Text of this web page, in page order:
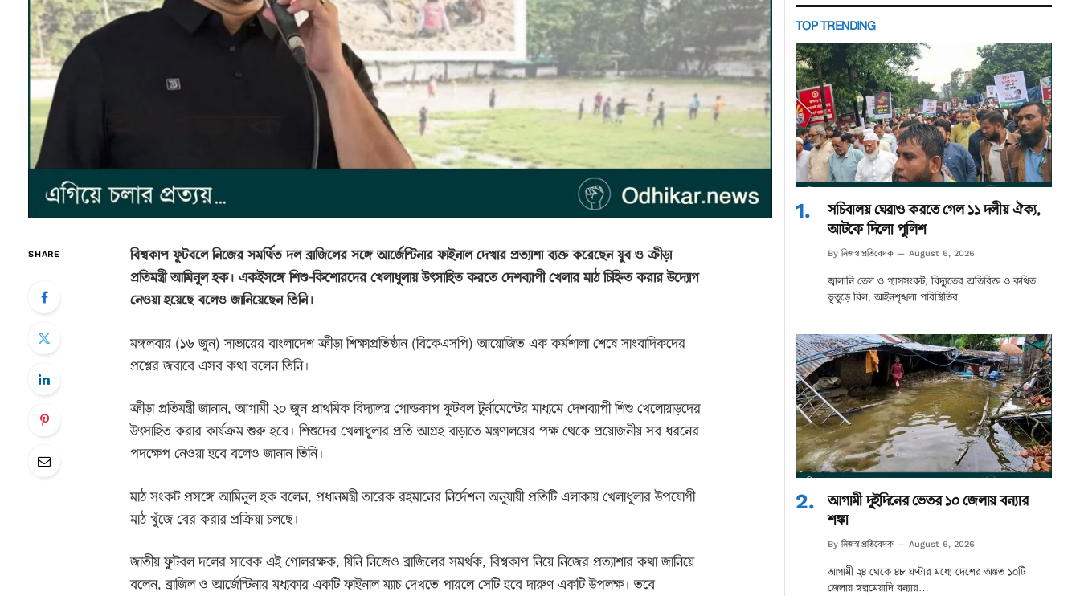
SHARE
বিশ্বকাপ ফুটবলে নিজের সমর্থিত দল ব্রাজিলের সঙ্গে আর্জেন্টিনার ফাইনাল দেখার প্রত্যাশা ব্যক্ত করেছেন যুব ও ক্রীড়া
প্রতিমন্ত্রী আমিনুল হক। একইসঙ্গে শিশু-কিশোরদের খেলাধুলায় উৎসাহিত করতে দেশব্যাপী খেলার মাঠ চিহ্নিত করার উদ্যোগ
নেওয়া হয়েছে বলেও জানিয়েছেন তিনি।
মঙ্গলবার (১৬ জুন) সাভারের বাংলাদেশ ক্রীড়া শিক্ষাপ্রতিষ্ঠান (বিকেএসপি) আয়োজিত এক কর্মশালা শেষে সাংবাদিকদের
প্রশ্নের জবাবে এসব কথা বলেন তিনি।
ক্রীড়া প্রতিমন্ত্রী জানান, আগামী ২০ জুন প্রাথমিক বিদ্যালয় গোল্ডকাপ ফুটবল টুর্নামেন্টের মাধ্যমে দেশব্যাপী শিশু খেলোয়াড়দের
উৎসাহিত করার কার্যক্রম শুরু হবে। শিশুদের খেলাধুলার প্রতি আগ্রহ বাড়াতে মন্ত্রণালয়ের পক্ষ থেকে প্রয়োজনীয় সব ধরনের
পদক্ষেপ নেওয়া হবে বলেও জানান তিনি।
মাঠ সংকট প্রসঙ্গে আমিনুল হক বলেন, প্রধানমন্ত্রী তারেক রহমানের নির্দেশনা অনুযায়ী প্রতিটি এলাকায় খেলাধুলার উপযোগী
মাঠ খুঁজে বের করার প্রক্রিয়া চলছে।
জাতীয় ফুটবল দলের সাবেক এই গোলরক্ষক, যিনি নিজেও ব্রাজিলের সমর্থক, বিশ্বকাপ নিয়ে নিজের প্রত্যাশার কথা জানিয়ে
বলেন, ব্রাজিল ও আর্জেন্টিনার মধ্যকার একটি ফাইনাল ম্যাচ দেখতে পারলে সেটি হবে দারুণ একটি উপলক্ষ। তবে
TOP TRENDING
সচিবালয় ঘেরাও করতে গেল ১১ দলীয় ঐক্য,
আটকে দিলো পুলিশ
By নিজস্ব প্রতিবেদক August 6, 2026
জ্বালানি তেল ও গ্যাসসংকট, বিদ্যুতের অতিরিক্ত ও কথিত
ভূতুড়ে বিল, আইনশৃঙ্খলা পরিস্থিতির…
আগামী দুইদিনের ভেতর ১০ জেলায় বন্যার
শঙ্কা
By নিজস্ব প্রতিবেদক August 6, 2026
আগামী ২৪ থেকে ৪৮ ঘণ্টার মধ্যে দেশের অন্তত ১০টি
জেলায় স্বল্পমেয়াদি বন্যার…